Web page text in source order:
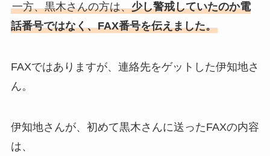
一方、黒木さんの方は、少し警戒していたのか電
話番号ではなく、FAX番号を伝えました。
FAXではありますが、連絡先をゲットした伊知地さ
ん。
伊知地さんが、初めて黒木さんに送ったFAXの内容
は、